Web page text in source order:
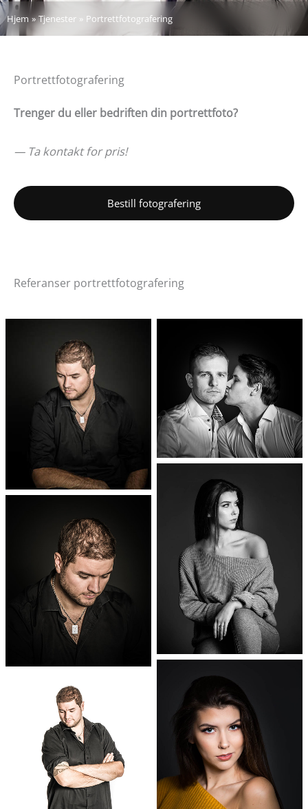
Hjem Tjenester Portrettfotografering
Portrettfotografering
Trenger du eller bedriften din portrettfoto?
— ​Ta kontakt for pris!
Bestill fotografering
Referanser portrettfotografering